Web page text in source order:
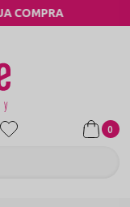
COMPRE PELO
0